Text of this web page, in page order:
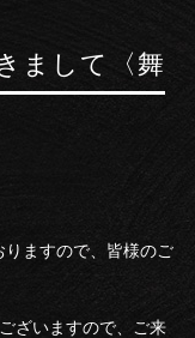
まして〈舞
ますので、皆様のご
ざいますので、ご来